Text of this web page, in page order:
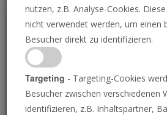
P
nutzen, z.B. Analyse-Cookies.
nicht verwendet werden, um einen
Besucher direkt zu identifizieren.
Targeting - Targeting-Cookies
Besucher zwischen verschiedenen
identifizieren, z.B. Inhaltspartner,